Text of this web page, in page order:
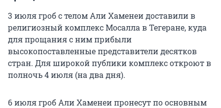
3 июля гроб с телом Али Хаменеи доставили в
религиозный комплекс Мосалла в Тегеране, куда
для прощания с ним прибыли
высокопоставленные представители десятков
стран. Для широкой публики комплекс откроют в
полночь 4 июля (на два дня).
6 июля гроб Али Хаменеи пронесут по основным